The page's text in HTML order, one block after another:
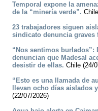
Temporal expone la
de la “minería verde”.
23 trabajadores siguen
sindicato denuncia graves
“Nos sentimos burlados”:
denuncian que Madesal
desistir de ellas. Chile (24/
“Esto es una llamada de
llevan ocho días aislados
(22/07/2026)